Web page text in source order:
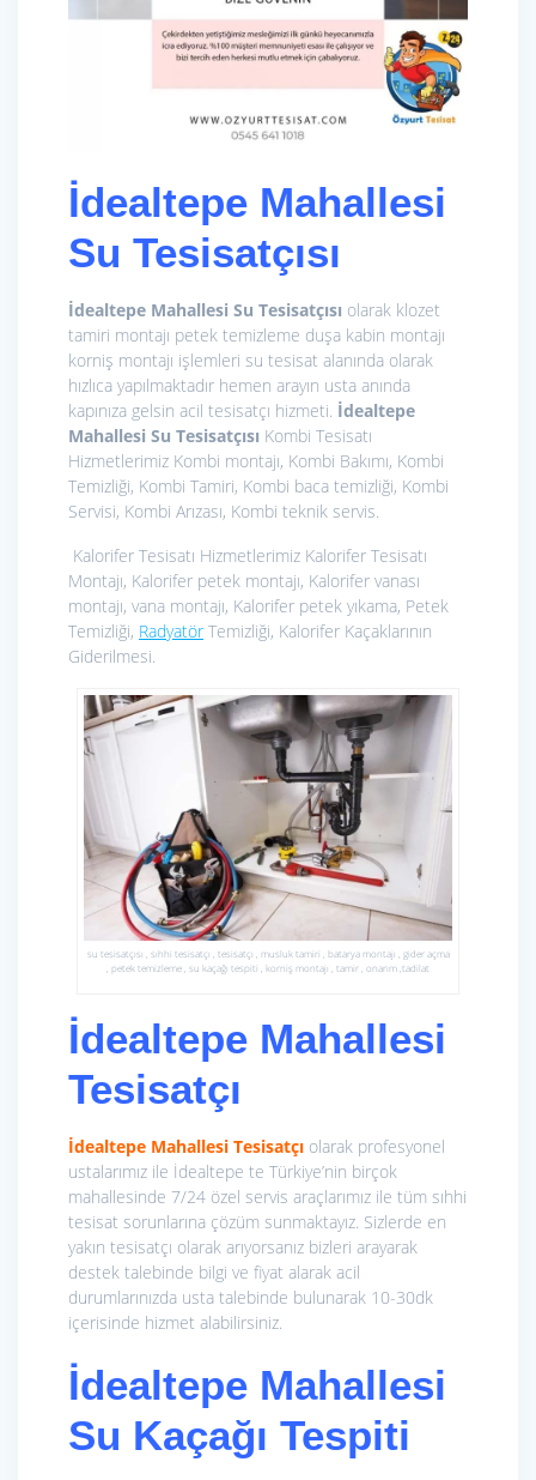
İdealtepe Mahallesi
Su Tesisatçısı
İdealtepe Mahallesi Su Tesisatçısı olarak klozet
tamiri montajı petek temizleme duşa kabin montajı
korniş montajı işlemleri su tesisat alanında olarak
hızlıca yapılmaktadır hemen arayın usta anında
kapınıza gelsin acil tesisatçı hizmeti. İdealtepe
Mahallesi Su Tesisatçısı Kombi Tesisatı
Hizmetlerimiz Kombi montajı, Kombi Bakımı, Kombi
Temizliği, Kombi Tamiri, Kombi baca temizliği, Kombi
Servisi, Kombi Arızası, Kombi teknik servis.
Kalorifer Tesisatı Hizmetlerimiz Kalorifer Tesisatı
Montajı, Kalorifer petek montajı, Kalorifer vanası
montajı, vana montajı, Kalorifer petek yıkama, Petek
Temizliği, Radyatör Temizliği, Kalorifer Kaçaklarının
Giderilmesi.
su tesisatçısı , sıhhi tesisatçı , tesisatçı , musluk tamiri , batarya montajı , gider açma
, petek temizleme , su kaçağı tespiti , korniş montajı , tamir , onarım ,tadilat
İdealtepe Mahallesi
Tesisatçı
İdealtepe Mahallesi Tesisatçı olarak profesyonel
ustalarımız ile İdealtepe te Türkiye’nin birçok
mahallesinde 7/24 özel servis araçlarımız ile tüm sıhhi
tesisat sorunlarına çözüm sunmaktayız. Sizlerde en
yakın tesisatçı olarak arıyorsanız bizleri arayarak
destek talebinde bilgi ve fiyat alarak acil
durumlarınızda usta talebinde bulunarak 10-30dk
içerisinde hizmet alabilirsiniz.
İdealtepe Mahallesi
Su Kaçağı Tespiti